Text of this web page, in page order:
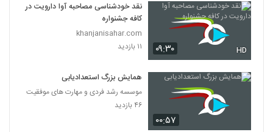
۰۹:۳۰ HD
نقد خودشناسی مصاحبه آوا دارویت در
کافه جشنواره
khanjanisahar.com
۱۱ بازدید
۰۰:۵۷
همایش بزرگ استعدادیابی
موسسه رشد فردی و مهارت های موفقیت
۴۶ بازدید